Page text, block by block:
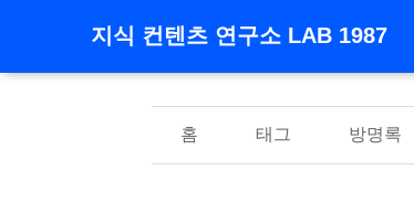
지식 컨텐츠 연구소 LAB 1987
홈 태그 방명록